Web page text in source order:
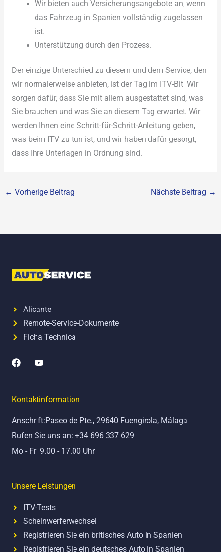
Wir bieten auch Versicherungsangebote an, wenn
das Fahrzeug in Spanien vollständig zugelassen
ist.
Unterstützung durch den Prozess.
Der einzige Unterschied zu diesem und dem Service, den
wir normalerweise anbieten, ist der Tag im ITV-Bit. Wir
sorgen dafür, dass Sie mit allem ausgestattet sind, was
Sie brauchen und was Sie an diesem Tag erwartet. Wir
werden Ihnen eine Schritt-für-Schritt-Anleitung geben,
was beim ITV zu tun ist, und wir haben dafür gesorgt,
dass Ihre Unterlagen in Ordnung sind.
← Vorherige Beitrag Nächste Beitrag →
Alicante
Remote-Service-Dokumente
Ficha Technica
F
a
b
k
Y
u
Kontaktinformation
Anschrift:Paseo de Pte., 29640 Fuengirola, Málaga
Rufen Sie uns an: +34 696 337 629
Mo - Fr: 9.00 - 17.00 Uhr
Unsere Leistungen
ITV-Tests
Scheinwerferwechsel
Registrieren Sie ein britisches Auto in Spanien
Registrieren Sie ein deutsches Auto in Spanien